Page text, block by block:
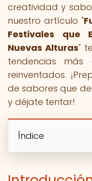
creatividad y
nuestro artículo "
Festivales que
Nuevas Alturas"
tendencias más
reinventados.
de sabores que
y déjate tentar!
Índice